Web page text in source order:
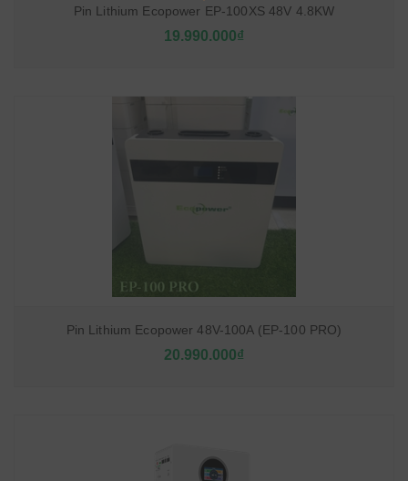
Pin Lithium Ecopower EP-100XS 48V 4.8KW
19.990.000₫
Pin Lithium Ecopower 48V-100A (EP-100 PRO)
20.990.000₫